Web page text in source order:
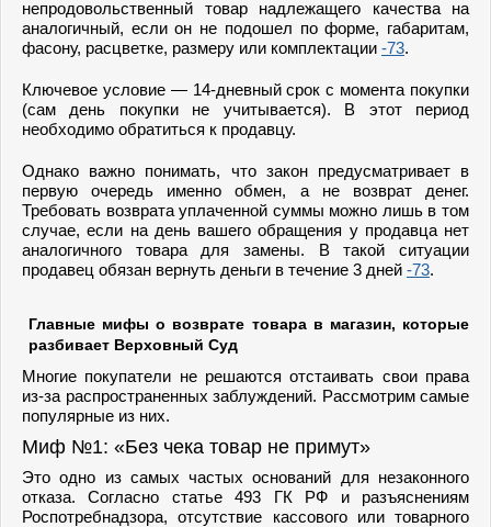
непродовольственный товар надлежащего качества на
аналогичный, если он не подошел по форме, габаритам,
фасону, расцветке, размеру или комплектации -73.
Ключевое условие — 14-дневный срок с момента покупки
(сам день покупки не учитывается). В этот период
необходимо обратиться к продавцу.
Однако важно понимать, что закон предусматривает в
первую очередь именно обмен, а не возврат денег.
Требовать возврата уплаченной суммы можно лишь в том
случае, если на день вашего обращения у продавца нет
аналогичного товара для замены. В такой ситуации
продавец обязан вернуть деньги в течение 3 дней -73.
Главные мифы о возврате товара в магазин, которые
разбивает Верховный Суд
Многие покупатели не решаются отстаивать свои права
из-за распространенных заблуждений. Рассмотрим самые
популярные из них.
Миф №1: «Без чека товар не примут»
Это одно из самых частых оснований для незаконного
отказа. Согласно статье 493 ГК РФ и разъяснениям
Роспотребнадзора, отсутствие кассового или товарного